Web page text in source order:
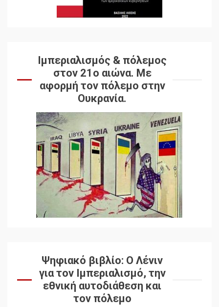
Ιμπεριαλισμός & πόλεμος
στον 21ο αιώνα. Mε
αφορμή τον πόλεμο στην
Ουκρανία.
Ψηφιακό βιβλίο: Ο Λένιν
για τον Ιμπεριαλισμό, την
εθνική αυτοδιάθεση και
τον πόλεμο